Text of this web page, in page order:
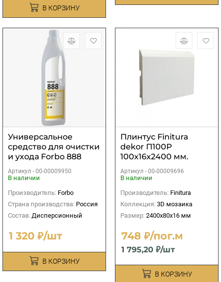
В КОРЗИНУ
Универсальное
средство для очистки
и ухода Forbo 888
Артикул - 00-00009950
В наличии
Производитель: Forbo
Страна производства: Россия
Состав: Дисперсионный
1 320 ₽/шт
В КОРЗИНУ
Плинтус Finitura
dekor П100P
100х16х2400 мм.
Артикул - 00-00009696
В наличии
Производитель: Finitura
Коллекция: 3D мозаика
Размер: 2400х80х16 мм
748 ₽/пог.м
1 795,20 ₽/шт
В КОРЗИНУ